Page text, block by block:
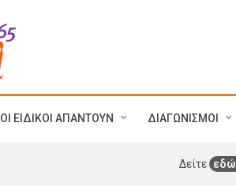
ΟΙ ΕΙΔΙΚΟΙ ΑΠΑΝΤΟΥΝ ΔΙΑΓΩΝΙΣΜΟΙ
Δείτε εδώ